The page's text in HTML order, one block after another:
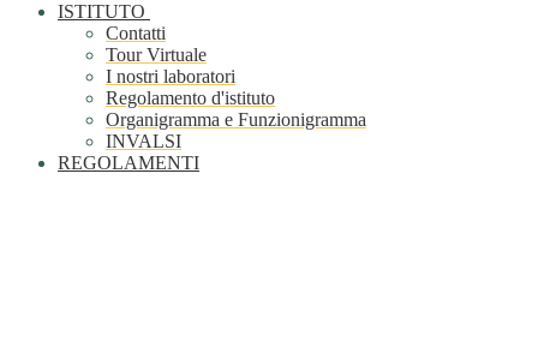
ISTITUTO
Contatti
Tour Virtuale
I nostri laboratori
Regolamento d'istituto
Organigramma e Funzionigramma
INVALSI
REGOLAMENTI